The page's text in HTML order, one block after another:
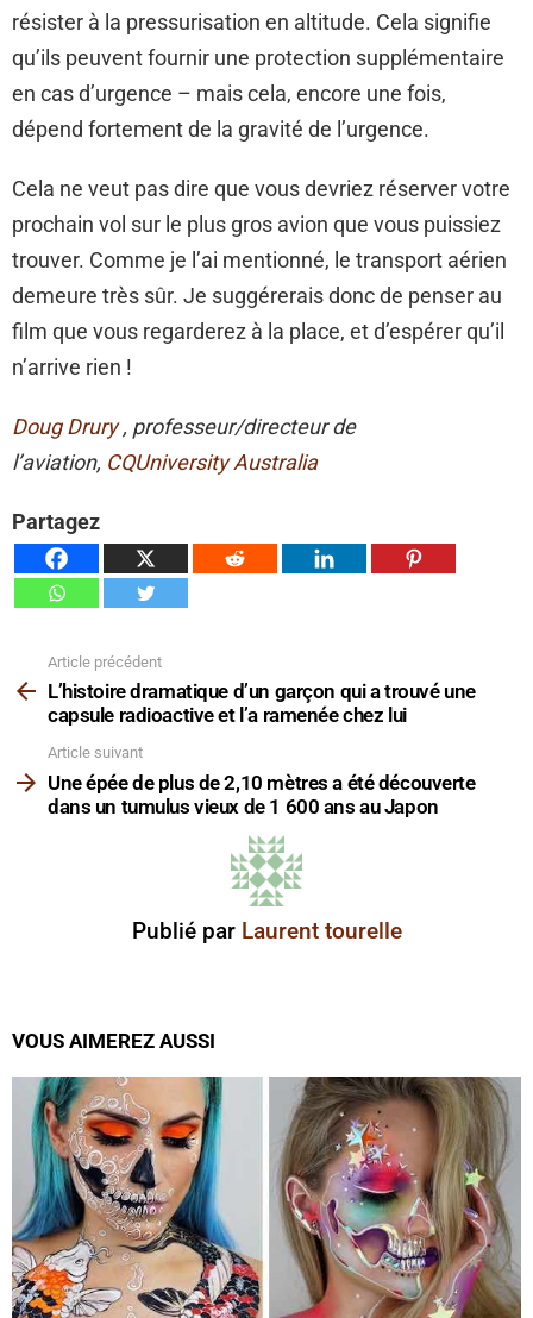
résister à la pressurisation en altitude. Cela signifie
qu’ils peuvent fournir une protection supplémentaire
en cas d’urgence – mais cela, encore une fois,
dépend fortement de la gravité de l’urgence.
Cela ne veut pas dire que vous devriez réserver votre
prochain vol sur le plus gros avion que vous puissiez
trouver. Comme je l’ai mentionné, le transport aérien
demeure très sûr. Je suggérerais donc de penser au
film que vous regarderez à la place, et d’espérer qu’il
n’arrive rien !
Doug Drury, professeur/directeur de
l’aviation, CQUniversity Australia
Partagez
plus
Article précédent
L’histoire dramatique d’un garçon qui a trouvé une
capsule radioactive et l’a ramenée chez lui
Article suivant
Une épée de plus de 2,10 mètres a été découverte
dans un tumulus vieux de 1 600 ans au Japon
Publié par Laurent tourelle
VOUS AIMEREZ AUSSI